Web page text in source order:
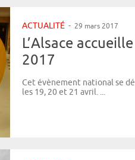
ACTUALITÉ - 29 mars 2017
L’Alsace
2017
Cet évènement national se
les 19, 20 et 21 avril. ...